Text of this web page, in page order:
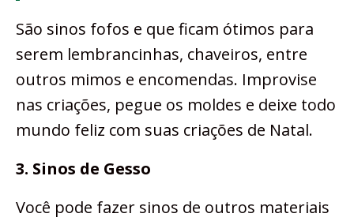
São sinos fofos e que ficam ótimos para
serem lembrancinhas, chaveiros, entre
outros mimos e encomendas. Improvise
nas criações, pegue os moldes e deixe todo
mundo feliz com suas criações de Natal.
3. Sinos de Gesso
Você pode fazer sinos de outros materiais